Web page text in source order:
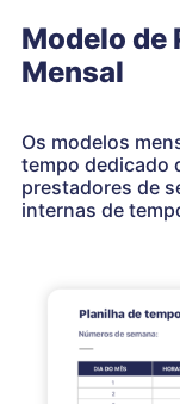
Modelo de
Mensal
Os modelos
tempo dedicado
prestadores de
internas de